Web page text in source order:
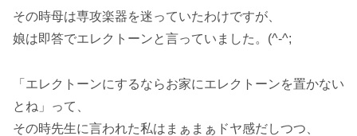
その時母は専攻楽器を迷っていたわけですが、
娘は即答でエレクトーンと言っていました。(^-^;
「エレクトーンにするならお家にエレクトーンを置かない
とね」って、
その時先生に言われた私はまぁまぁドヤ感だしつつ、